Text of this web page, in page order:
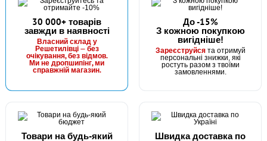
30 000+ товарів
завжди в наявності
Власний склад у
Решетилівці — без
очікування, без відмов.
Ми не дропшипінг, ми
справжній магазин.
До -15%
З кожною покупкою
вигідніше!
Зареєструйсята отримуй
персональні знижки, які
ростуть разом з твоїми
замовленнями.
Товари на будь-який Швидка доставка по